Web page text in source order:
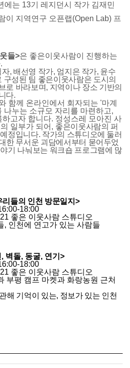
는 13기 레지던시 작가 김재민
이 지역연구 오픈랩(Open Lab) 프
들>은 좋은이웃사람이 진행하는
, 배선영 작가, 엄지은 작가, 윤수
구성된 팀 좋은이웃사람은 도시의
로 바라보며, 지역이나 장소 기반의
다.
함께 온라인에서 회자되는 '마계
나누는 소규모 자리를 마련하고,
하고자 합니다. 정성스레 모아진 사
의 일부가 되어, 좋은이웃사람의 퍼
정입니다. 작가의 스튜디오에 둘러
한 무서운 괴담에서부터 묻어두었
기 나눠보는 워크숍 프로그램에 많
리들의 인천 방문일지>
18:00
좋은 이웃사람 스튜디오
, 인천에 연고가 있는 사람들
벽돌, 동굴, 연기>
18:00
좋은 이웃사람 스튜디오
해 기억이 있는, 정보가 있는 인천